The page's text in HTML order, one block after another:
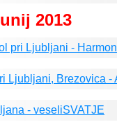
2013
pri Ljubljani -
Ljubljani, Brezovica -
- veseliSVATJE